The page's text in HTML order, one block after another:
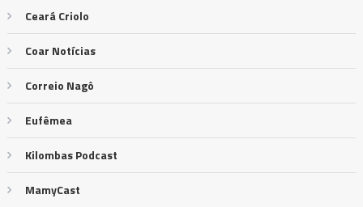
Ceará Criolo
Coar Notícias
Correio Nagô
Eufêmea
Kilombas Podcast
MamyCast